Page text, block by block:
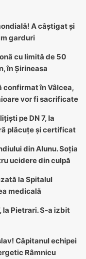
A câștigat și
garduri
cu limită de 50
în Șirineasa
confirmat în Vâlcea,
vor fi sacrificate
pe DN 7, la
plăcuțe și certificat
din Alunu. Soția
ucidere din culpă
la Spitalul
medicală
la Pietrari. S-a izbit
Căpitanul echipei
Râmnicu